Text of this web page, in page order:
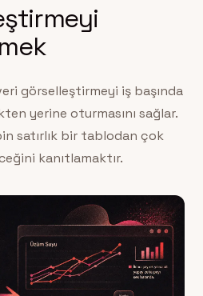
görselleştirmeyi iş başında
yerine oturmasını sağlar.
satırlık bir tablodan çok
kanıtlamaktır.